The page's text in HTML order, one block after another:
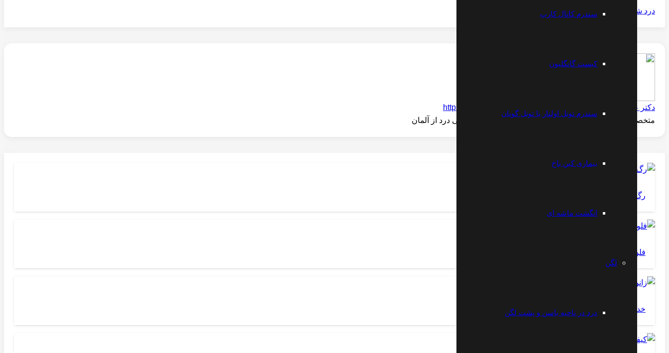
سندرم کانال کارپ
کیست گانگلیون
سندرم تونل اولنار یا تونل گویان
بیماری کین باخ
انگشت ماشه ای
لگن
درد در ناحیه باسن و پشت لگن
درد شست دست (شست ماشه ای)
دکتر علیرضا مقتدری
https://www.instagram.com/dr.moghtaderi
متخصص طب فیزیکی و الکترودیاگنوز -- فلوشیپ فوق تخصصی درد از آلمان
رگ به رگ شدن و کشیدگی یا
فلوشیپ فوق تخصص درد
خداحافظی با زانو درد – تمرین شماره ۳